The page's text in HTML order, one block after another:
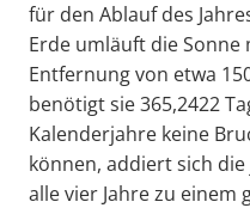
für den Ablauf des
Erde umläuft die
Entfernung von etwa
benötigt sie 365,2422
Kalenderjahre keine
können, addiert sich
alle vier Jahre zu einem